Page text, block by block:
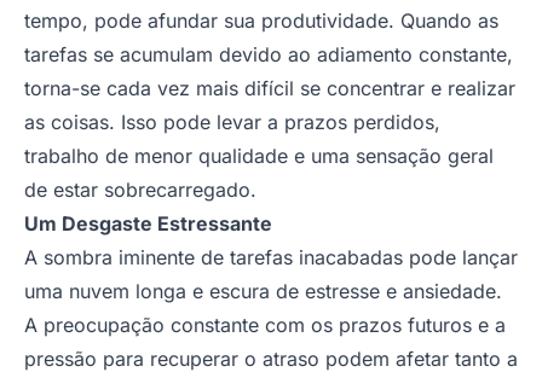
tempo, pode afundar sua produtividade. Quando as
tarefas se acumulam devido ao adiamento constante,
torna-se cada vez mais difícil se concentrar e realizar
as coisas. Isso pode levar a prazos perdidos,
trabalho de menor qualidade e uma sensação geral
de estar sobrecarregado.
Um Desgaste Estressante
A sombra iminente de tarefas inacabadas pode lançar
uma nuvem longa e escura de estresse e ansiedade.
A preocupação constante com os prazos futuros e a
pressão para recuperar o atraso podem afetar tanto a